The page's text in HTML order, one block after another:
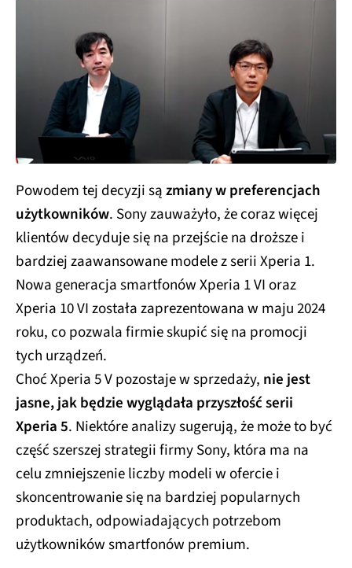
Powodem tej decyzji sązmiany w preferencjach
użytkowników. Sony zauważyło, że coraz więcej
klientów decyduje się na przejście na droższe i
bardziej zaawansowane modele z serii Xperia 1.
Nowa generacja smartfonów Xperia 1 VI oraz
Xperia 10 VI została zaprezentowana w maju 2024
roku, co pozwala firmie skupić się na promocji
tych urządzeń.
Choć Xperia 5 V pozostaje w sprzedaży, nie jest
jasne, jak będzie wyglądała przyszłość serii
Xperia 5. Niektóre analizy sugerują, że może to być
część szerszej strategii firmy Sony, która ma na
celu zmniejszenie liczby modeli w ofercie i
skoncentrowanie się na bardziej popularnych
produktach, odpowiadających potrzebom
użytkowników smartfonów premium.